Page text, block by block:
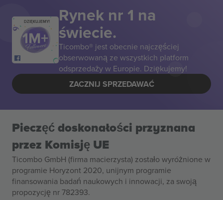
DZIĘKUJEMY! Rynek nr 1 na
świecie.
Ticombo® jest obecnie najczęściej
obserwowaną ze wszystkich platform
odsprzedaży w Europie. Dziękujemy!
ZACZNIJ SPRZEDAWAĆ
Pieczęć doskonałości przyznana
przez Komisję UE
Ticombo GmbH (firma macierzysta) zostało wyróżnione w
programie Horyzont 2020, unijnym programie
finansowania badań naukowych i innowacji, za swoją
propozycję nr 782393.